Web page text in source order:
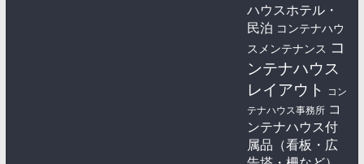
ハウスホテル・
民泊 コンテナハウ
スメンテナンス コ
ンテナハウス
レイアウト コン
テナハウス事務所 コ
ンテナハウス付
属品（看板・広